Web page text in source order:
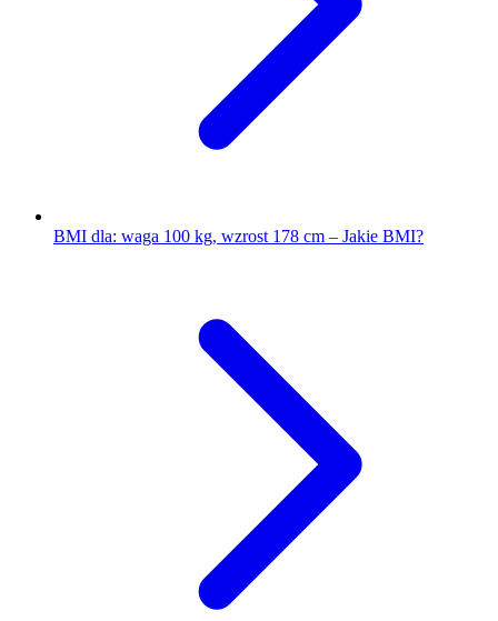
BMI dla: waga 100 kg, wzrost 178 cm – Jakie BMI?